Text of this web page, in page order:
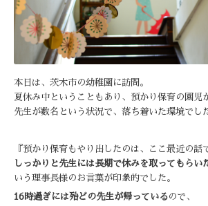
本日は、茨木市の幼稚園に訪問。
夏休み中ということもあり、預かり保育の園児
先生が数名という状況で、落ち着いた環境でし
『預かり保育もやり出したのは、ここ最近の話
しっかりと先生には長期で休みを取ってもらい
いう理事長様のお言葉が印象的でした。
16時過ぎには殆どの先生が帰っているので、